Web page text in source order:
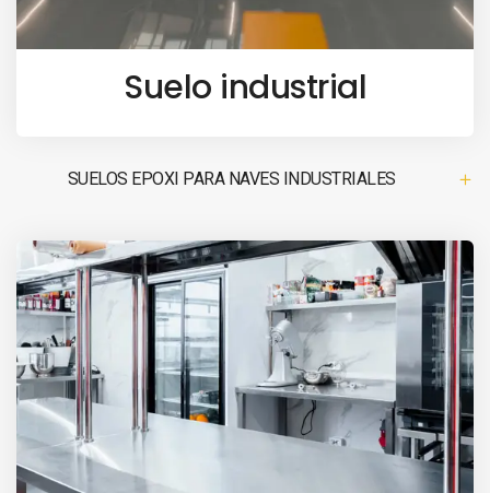
Suelo industrial
SUELOS EPOXI PARA NAVES INDUSTRIALES